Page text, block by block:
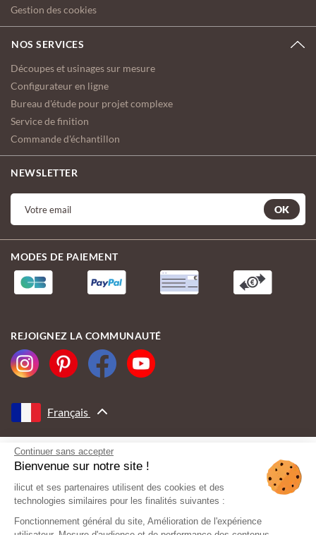
Continuer sans accepter
Bienvenue sur notre site !
ilicut et ses partenaires utilisent des cookies et des
technologies similaires pour les finalités suivantes :
Fonctionnement général du site, Amélioration de l'expérience
Gestion des cookies
NOS SERVICES
Découpes et usinages sur mesure
Configurateur en ligne
Bureau d'étude pour projet complexe
Service de finition
Commande d'échantillon
NEWSLETTER
OK
MODES DE PAIEMENT
REJOIGNEZ LA COMMUNAUTÉ
Français
AVEC LE SOUTIEN DE